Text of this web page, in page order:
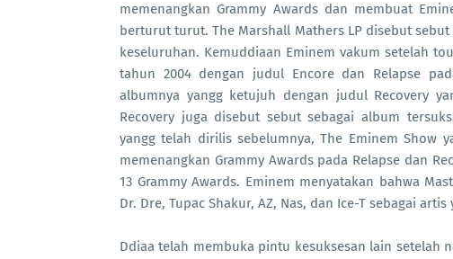
memenangkan Grammy Awards dan membuat
berturut turut. The Marshall Mathers LP disebut
keseluruhan. Kemuddiaan Eminem vakum setelah
tahun 2004 dengan judul Encore dan Relapse
albumnya yangg ketujuh dengan judul Recovery
Recovery juga disebut sebut sebagai album
yangg telah dirilis sebelumnya, The Eminem Show
memenangkan Grammy Awards pada Relapse dan
13 Grammy Awards. Eminem menyatakan bahwa
Dr. Dre, Tupac Shakur, AZ, Nas, dan Ice-T sebagai
Ddiaa telah membuka pintu kesuksesan lain setelah